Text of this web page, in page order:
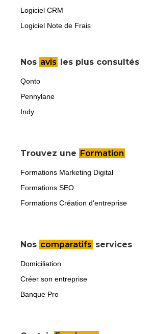
Logiciel CRM
Logiciel Note de Frais
Nos avis les plus consultés
Qonto
Pennylane
Indy
Trouvez une Formation
Formations Marketing Digital
Formations SEO
Formations Création d'entreprise
Nos comparatifs services
Domiciliation
Créer son entreprise
Banque Pro